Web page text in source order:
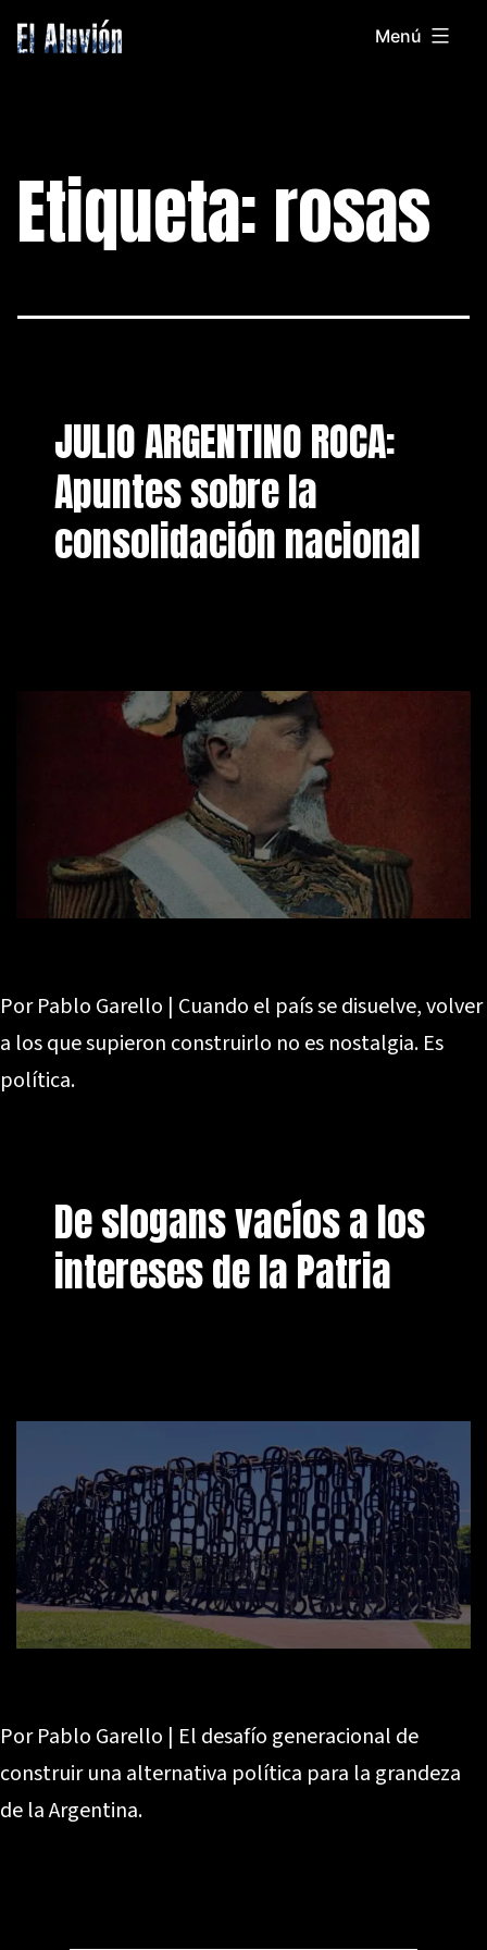
Saltar
El
Menú
Etiqueta:rosas
JULIO ARGENTINO ROCA:
Apuntes sobre la
consolidación nacional
Por Pablo Garello | Cuando el país se disuelve, volver
a los que supieron construirlo no es nostalgia. Es
política.
De slogans vacíos a los
intereses de la Patria
Por Pablo Garello | El desafío generacional de
construir una alternativa política para la grandeza
de la Argentina.